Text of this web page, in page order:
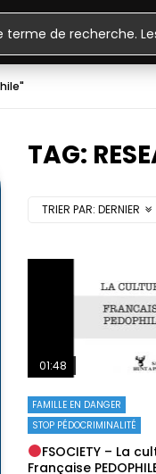
TAG:
TRIER PAR: DERNIER
01:48
FAMILLE EN DANGER
STOP PÉDOCRIMINALITÉ
FSOCIETY – La
Française